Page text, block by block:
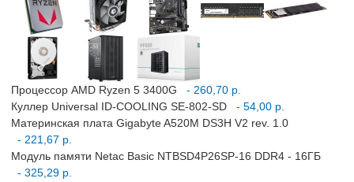
Процессор AMD Ryzen 5 3400G
- 260,70 р.
Куллер Universal ID-COOLING SE-802-SD
- 54,00 р.
Материнская плата Gigabyte A520M DS3H V2 rev. 1.0
- 221,67 р.
Модуль памяти Netac Basic NTBSD4P26SP-16 DDR4 - 16ГБ
- 325,29 р.